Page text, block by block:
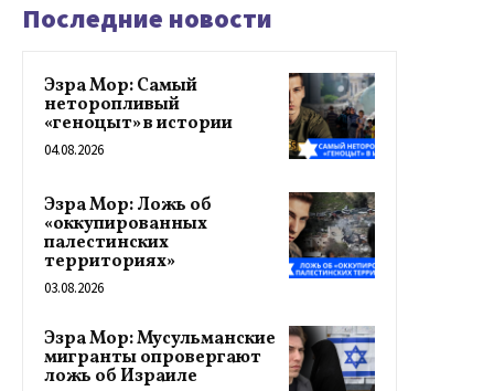
Последние новости
Эзра Мор: Самый
неторопливый
«геноцыт» в истории
04.08.2026
Эзра Мор: Ложь об
«оккупированных
палестинских
территориях»
03.08.2026
Эзра Мор: Мусульманские
мигранты опровергают
ложь об Израиле